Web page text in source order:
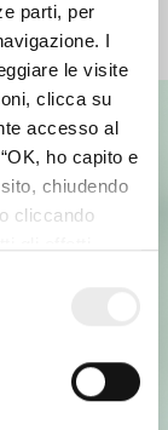
parti, per
I
le visite
clicca su
accesso al
ho capito e
chiudendo
cliccando